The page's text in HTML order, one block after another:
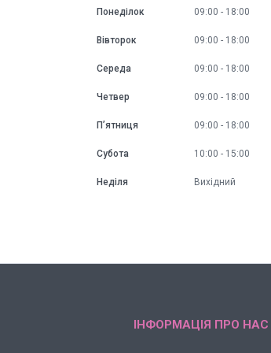
Понеділок 09:00 18:00
Вівторок 09:00 18:00
Середа 09:00 18:00
Четвер 09:00 18:00
Пʼятниця 09:00 18:00
Субота 10:00 15:00
Неділя Вихідний
ІНФОРМАЦІЯ ПРО НАС